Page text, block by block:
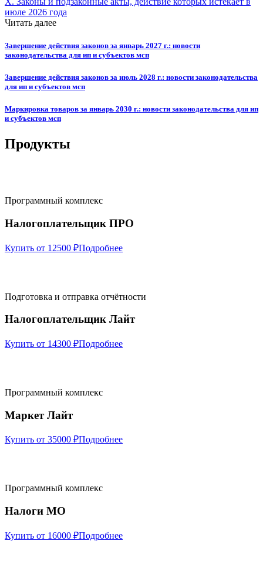
июле 2026 года
Читать далее
Завершение действия законов за январь 2027 г.: новости
законодательства для ип и субъектов мсп
Завершение действия законов за июль 2028 г.: новости законодательства
для ип и субъектов мсп
Маркировка товаров за январь 2030 г.: новости законодательства для ип
и субъектов мсп
Продукты
Программный комплекс
Налогоплательщик ПРО
Купить от 12500 ₽Подробнее
Подготовка и отправка отчётности
Налогоплательщик Лайт
Купить от 14300 ₽Подробнее
Программный комплекс
Маркет Лайт
Купить от 35000 ₽Подробнее
Программный комплекс
Налоги МО
Купить от 16000 ₽Подробнее